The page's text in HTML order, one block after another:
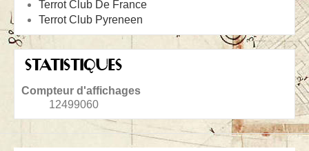
Terrot Club De France
Terrot Club Pyreneen
STATISTIQUES
Compteur d'affichages
12499060